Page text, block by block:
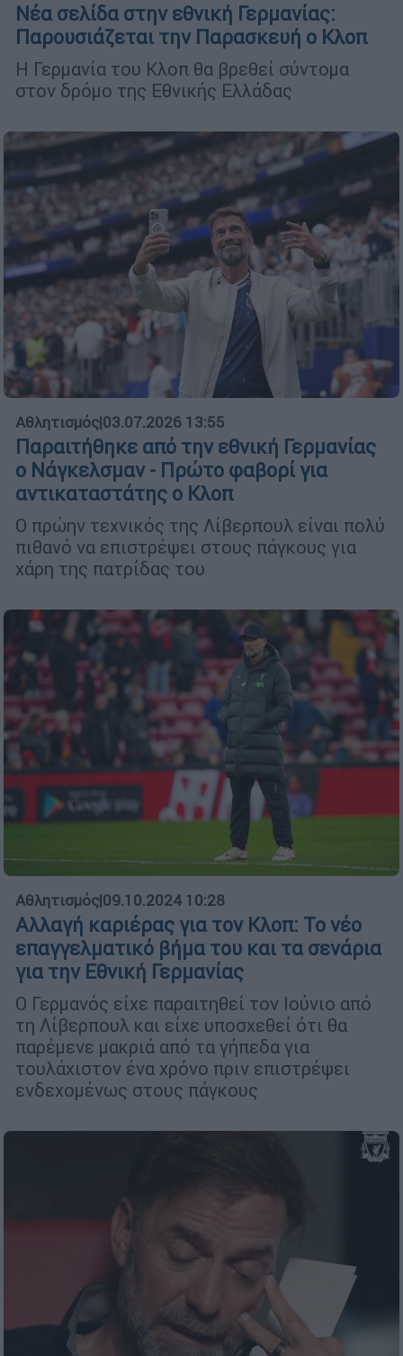
Νέα σελίδα στην εθνική Γερμανίας:
Παρουσιάζεται την Παρασκευή ο Κλοπ
Η Γερμανία του Κλοπ θα βρεθεί σύντομα
στον δρόμο της Εθνικής Ελλάδας
Αθλητισμός|03.07.2026 13:55
Παραιτήθηκε από την εθνική Γερμανίας
ο Νάγκελσμαν - Πρώτο φαβορί για
αντικαταστάτης ο Κλοπ
Ο πρώην τεχνικός της Λίβερπουλ είναι πολύ
πιθανό να επιστρέψει στους πάγκους για
χάρη της πατρίδας του
Αθλητισμός|09.10.2024 10:28
Αλλαγή καριέρας για τον Κλοπ: Το νέο
επαγγελματικό βήμα του και τα σενάρια
για την Εθνική Γερμανίας
Ο Γερμανός είχε παραιτηθεί τον Ιούνιο από
τη Λίβερπουλ και είχε υποσχεθεί ότι θα
παρέμενε μακριά από τα γήπεδα για
τουλάχιστον ένα χρόνο πριν επιστρέψει
ενδεχομένως στους πάγκους